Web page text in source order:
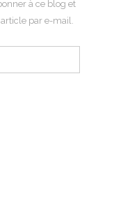
à ce blog et
par e-mail.